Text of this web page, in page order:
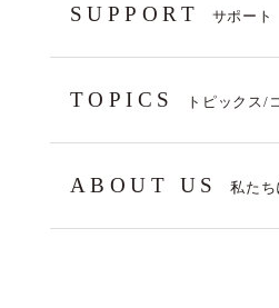
SUPPORT サポート
TOPICS トピックス/
ABOUT US 私たち